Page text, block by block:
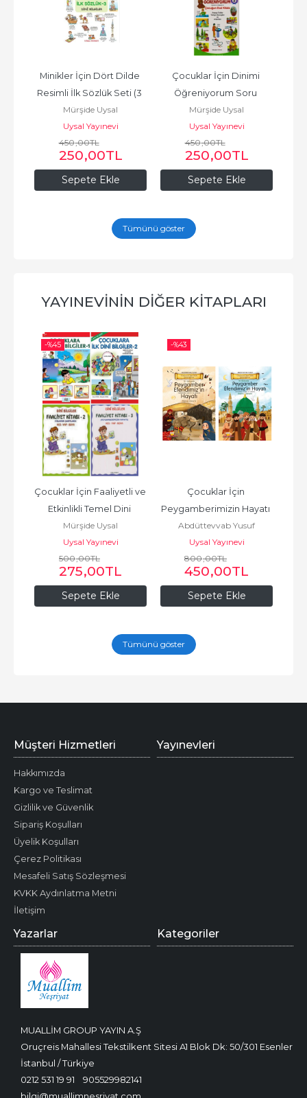
Sepete Ekle
Minikler İçin Dört Dilde
Resimli İlk Sözlük Seti (3
Kitap)
Mürşide Uysal
Uysal Yayınevi
450,00TL
250,00TL
Sepete Ekle
Çocuklar İçin Dinimi
Öğreniyorum Soru
Cevap ve Hikayelerle (3
Cilt Takım)
Mürşide Uysal
Uysal Yayınevi
450,00TL
250,00TL
Tümünü göster
YAYINEVININ DIĞER KITAPLARI
-%45
Sepete Ekle
Çocuklar İçin Faaliyetli ve
Etkinlikli Temel Dini
Bilgiler Seti (4 Kitap)
Mürşide Uysal
Uysal Yayınevi
500,00TL
275,00TL
-%43
Sepete Ekle
Çocuklar İçin
Peygamberimizin Hayatı
Mekke ve Medine
Dönemi Ciltli (2...
Abdüttevvab Yusuf
Uysal Yayınevi
800,00TL
450,00TL
Tümünü göster
MUALLİM GROUP YAYIN A.Ş
Oruçreis Mahallesi Tekstilkent Sitesi A1 Blok Dk: 50/301 Esenler
İstanbul / Türkiye
0212 531 19 91
905529982141
Müşteri Hizmetleri
Hakkımızda
Kargo ve Teslimat
Gizlilik ve Güvenlik
Sipariş Koşulları
Üyelik Koşulları
Çerez Politikası
Mesafeli Satış Sözleşmesi
KVKK Aydınlatma Metni
İletişim
Yayınevleri
Yazarlar Kategoriler